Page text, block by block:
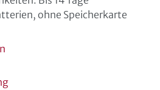
ohne Speicherkarte